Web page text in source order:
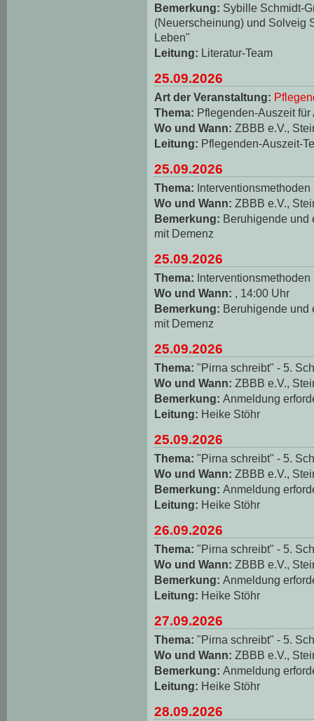
Bemerkung: Sybille Schmidt-
(Neuerscheinung) und Solveig
Leben"
Leitung: Literatur-Team
25.09.2026
Art der Veranstaltung:
Thema: Pflegenden-Auszeit
Wo und Wann: ZBBB e.V.,
Leitung: Pflegenden-Auszeit-
25.09.2026
Thema:
Wo und Wann: ZBBB e.V.,
Bemerkung: Beruhigende und
mit Demenz
25.09.2026
Thema:
Wo und Wann:
, 14:00 Uhr
Bemerkung: Beruhigende und
mit Demenz
25.09.2026
Thema: "Pirna schreibt" - 5.
Wo und Wann: ZBBB e.V.,
Bemerkung: Anmeldung
Leitung: Heike Stöhr
25.09.2026
Thema: "Pirna schreibt" - 5.
Wo und Wann: ZBBB e.V.,
Bemerkung: Anmeldung
Leitung: Heike Stöhr
26.09.2026
Thema: "Pirna schreibt" - 5.
Wo und Wann: ZBBB e.V.,
Bemerkung: Anmeldung
Leitung: Heike Stöhr
27.09.2026
Thema: "Pirna schreibt" - 5.
Wo und Wann: ZBBB e.V.,
Bemerkung: Anmeldung
Leitung: Heike Stöhr
28.09.2026